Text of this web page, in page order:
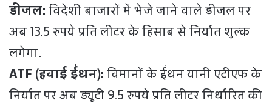
डीजल:विदेशी बाजारों में भेजे जाने वाले डीजल पर
अब 13.5 रुपये प्रति लीटर के हिसाब से निर्यात शुल्क
लगेगा.
ATF (हवाई ईंधन):विमानों के ईंधन यानी एटीएफ के
निर्यात पर अब ड्यूटी 9.5 रुपये प्रति लीटर निर्धारित की